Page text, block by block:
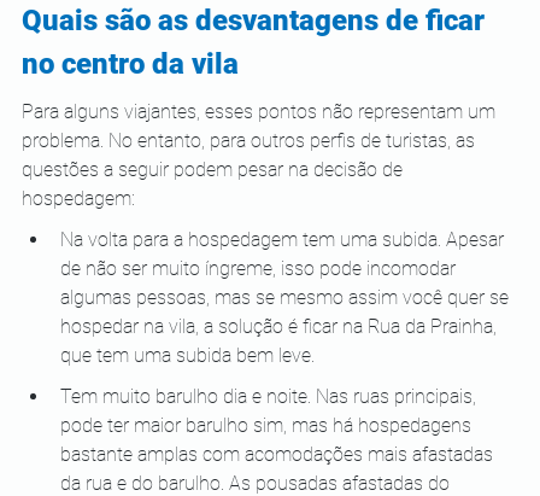
Quais são as desvantagens de ficar
no centro da vila
Para alguns viajantes, esses pontos não representam um
problema. No entanto, para outros perfis de turistas, as
questões a seguir podem pesar na decisão de
hospedagem:
Na volta para a hospedagem tem uma subida. Apesar
de não ser muito íngreme, isso pode incomodar
algumas pessoas, mas se mesmo assim você quer se
hospedar na vila, a solução é ficar na Rua da Prainha,
que tem uma subida bem leve.
Tem muito barulho dia e noite. Nas ruas principais,
pode ter maior barulho sim, mas há hospedagens
bastante amplas com acomodações mais afastadas
da rua e do barulho. As pousadas afastadas do